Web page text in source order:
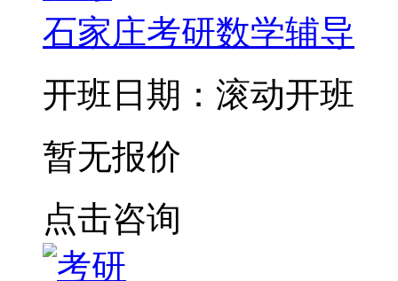
石家庄考研数学辅导
开班日期：滚动开班
暂无报价
点击咨询